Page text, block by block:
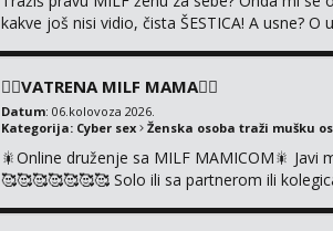
kakve još nisi vidio, čista ŠESTICA! A usne?
❤️‍🔥VATRENA MILF MAMA❤️‍🔥
Datum: 06.kolovoza 2026.
Kategorija: Cyber sex Ženska osoba traži mušku
🎇Online druženje sa MILF MAMICOM🎇 Javi
🥰🥰🥰🥰🥰🥰🥰 Solo ili sa partnerom ili